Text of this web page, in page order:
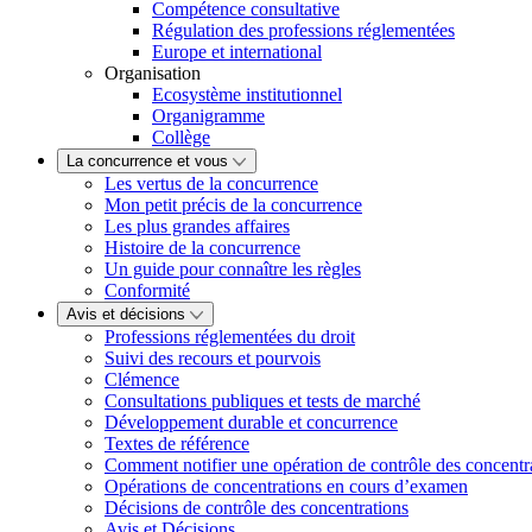
Compétence consultative
Régulation des professions réglementées
Europe et international
Organisation
Ecosystème institutionnel
Organigramme
Collège
La concurrence et vous
Les vertus de la concurrence
Mon petit précis de la concurrence
Les plus grandes affaires
Histoire de la concurrence
Un guide pour connaître les règles
Conformité
Avis et décisions
Professions réglementées du droit
Suivi des recours et pourvois
Clémence
Consultations publiques et tests de marché
Développement durable et concurrence
Textes de référence
Comment notifier une opération de contrôle des
Opérations de concentrations en cours d’examen
Décisions de contrôle des concentrations